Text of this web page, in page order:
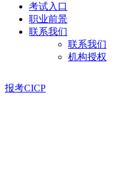
考试入口
职业前景
联系我们
联系我们
机构授权
报考CICP